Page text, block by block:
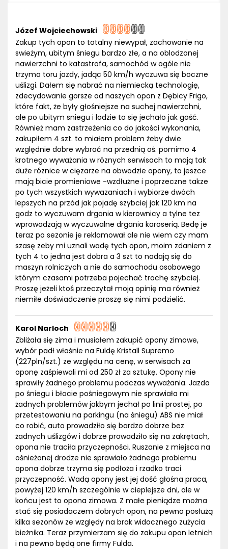
Józef Wojciechowski
Zakup tych opon to totalny niewypał, zachowanie na
swieżym, ubitym śniegu bardzo złe, a na oblodzonej
nawierzchni to katastrofa, samochód w ogóle nie
trzyma toru jazdy, jadąc 50 km/h wyczuwa się boczne
uślizgi. Dałem się nabrać na niemiecką technologię,
zdecydowanie gorsze od naszych opon z Dębicy Frigo,
które fakt, że były głośniejsze na suchej nawierzchni,
ale po ubitym sniegu i lodzie to się jechało jak gość.
Również mam zastrzeżenia co do jakości wykonania,
zakupiłem 4 szt. to miałem problem żeby dwie
względnie dobre wybrać na przednią oś. pomimo 4
krotnego wyważania w róznych serwisach to mają tak
duże róznice w cięzarze na obwodzie opony, to jeszce
mają bicie promieniowe -wzdłużne i poprzeczne takze
po tych wszystkich wywazaniach i wybiorze dwóch
lepszych na przód jak pojadę szybciej jak 120 km na
godz to wyczuwam drgonia w kierownicy a tylne tez
wprowadzają w wyczuwalne drgania karoserią. Bedę je
teraz po sezonie je reklamował ale nie wiem czy mam
szasę zeby mi uznali wadę tych opon, moim zdaniem z
tych 4 to jedna jest dobra a 3 szt to nadają się do
maszyn rolniczych a nie do samochodu osobowego
którym czasami potrzeba pojechać trochę szybciej.
Proszę jeżeli ktoś przeczytał moją opinię ma również
niemiłe doświadczenie proszę się nimi podzielić.
Karol Narloch
Zbliżała się zima i musiałem zakupić opony zimowe,
wybór padł właśnie na Fuldę Kristall Supremo
(227pln/szt.) ze względu na cenę, w serwisach za
oponę zaśpiewali mi od 250 zł za sztukę. Opony nie
sprawiły żadnego problemu podczas wyważania. Jazda
po śniegu i błocie pośniegowym nie sprawiała mi
żadnych problemów jakbym jechał po linii prostej, po
przetestowaniu na parkingu (na śniegu) ABS nie miał
co robić, auto prowadziło się bardzo dobrze bez
żadnych uślizgów i dobrze prowadziło się na zakrętach,
opona nie traciła przyczepności. Ruszanie z miejsca na
ośnieżonej drodze nie sprawiało żadnego problemu
opona dobrze trzyma się podłoża i rzadko traci
przyczepność. Wadą opony jest jej dość głośna praca,
powyżej 120 km/h szczególnie w cieplejsze dni, ale w
końcu jest to opona zimowa. Z małe pieniądze można
stać się posiadaczem dobrych opon, na pewno posłużą
kilka sezonów ze względy na brak widocznego zużycia
bieżnika. Teraz przymierzam się do zakupu opon letnich
i na pewno będą one firmy Fulda.